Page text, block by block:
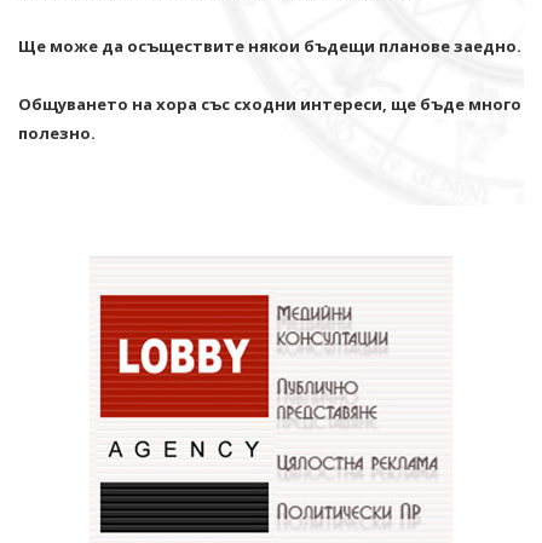
Ще може да осъществите някои бъдещи планове заедно.
Общуването на хора със сходни интереси, ще бъде много
полезно.